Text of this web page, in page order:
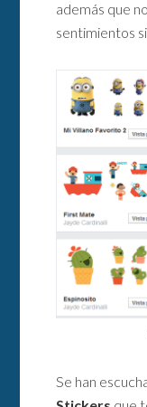
además que
sentimientos
Se han